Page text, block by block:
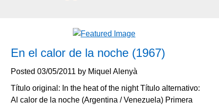
En el calor de la noche (1967)
Posted03/05/2011 by Miquel Alenyà
Título original: In the heat of the night Título alternativo:
Al calor de la noche (Argentina / Venezuela) Primera